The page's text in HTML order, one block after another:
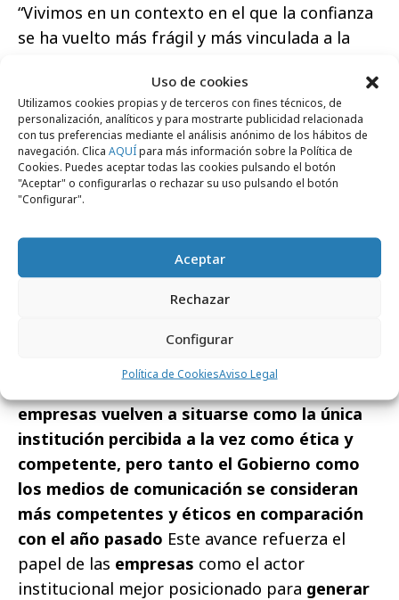
Uso de cookies
Utilizamos cookies propias y de terceros con fines técnicos, de
personalización, analíticos y para mostrarte publicidad relacionada
con tus preferencias mediante el análisis anónimo de los hábitos de
navegación. Clica AQUÍpara más información sobre la Política de
Cookies. Puedes aceptar todas las cookies pulsando el botón
"Aceptar" o configurarlas o rechazar su uso pulsando el botón
"Configurar".
Aceptar
Rechazar
Configurar
Política de CookiesAviso Legal
“Vivimos en un contexto en el que la confianza
se ha vuelto más frágil y más vinculada a la
importante que nunca impulsar espacios de
escucha, reconocimiento y colaboración entre
personas con perspectivas diferentes. La
capacidad de las instituciones para actuar con
coherencia y ayudar a acercar posiciones será
decisiva para reforzar la confianza y favorecer
una sociedad más cohesionada”, afirmaPelayo
Co-General Manager
empresas vuelven a situarse como la única
institución percibida a la vez como ética y
competente, pero tanto el Gobierno como
los medios de comunicación se consideran
más competentes y éticos en comparación
con el año pasado Este avance refuerza el
papel de las empresas como el actor
institucional mejor posicionado para generar